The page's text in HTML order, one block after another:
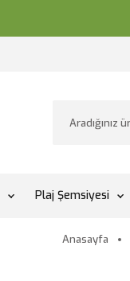
Plaj Şemsiyesi
Anasayfa